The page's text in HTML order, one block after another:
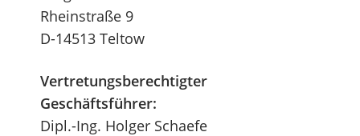
Rheinstraße 9
D-14513 Teltow
Vertretungsberechtigter
Geschäftsführer:
Dipl.-Ing. Holger Schaefe